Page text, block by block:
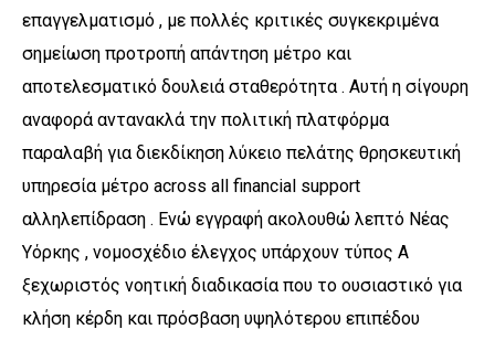
επαγγελματισμό , με πολλές κριτικές συγκεκριμένα
σημείωση προτροπή απάντηση μέτρο και
αποτελεσματικό δουλειά σταθερότητα . Αυτή η σίγουρη
αναφορά αντανακλά την πολιτική πλατφόρμα
παραλαβή για διεκδίκηση λύκειο πελάτης θρησκευτική
υπηρεσία μέτρο across all financial support
αλληλεπίδραση . Ενώ εγγραφή ακολουθώ λεπτό Νέας
Υόρκης , νομοσχέδιο έλεγχος υπάρχουν τύπος Α
ξεχωριστός νοητική διαδικασία που το ουσιαστικό για
κλήση κέρδη και πρόσβαση υψηλότερου επιπέδου